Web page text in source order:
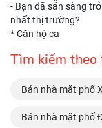
- Bạn đã sẵn sàng
nhất thị trường?
* Căn hộ ca
Tìm kiếm theo
Bán nhà mặt phố
Bán nhà mặt phố